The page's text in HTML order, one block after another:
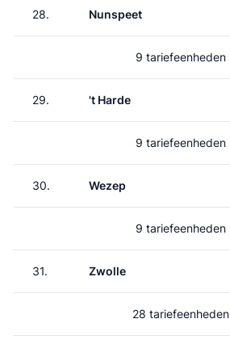
28. Nunspeet
9 tariefeenheden
29. 't Harde
9 tariefeenheden
30. Wezep
9 tariefeenheden
31. Zwolle
28 tariefeenheden